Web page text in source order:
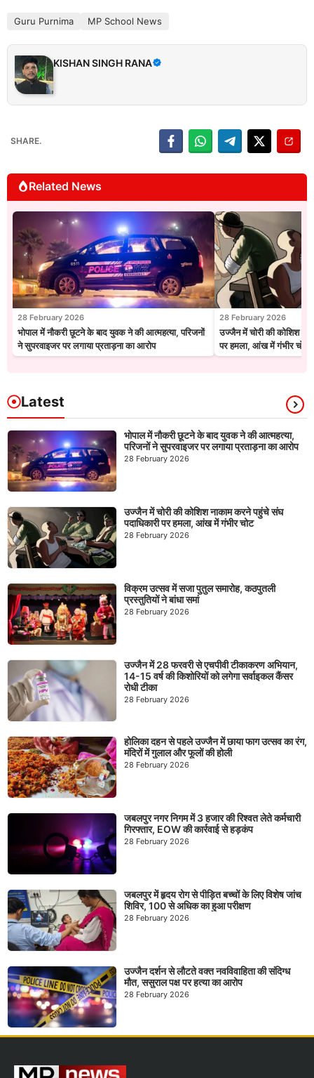
Guru Purnima MP School News
KISHAN SINGH RANA
SHARE.
Related News
28 February 2026
भोपाल में नौकरी छूटने के बाद युवक ने की आत्महत्या, परिजनों
ने सुपरवाइजर पर लगाया प्रताड़ना का आरोप
28 February 2026
उज्जैन में चोरी की कोशिश
पर हमला, आंख में गंभीर चोट
Latest
भोपाल में नौकरी छूटने के बाद युवक ने की आत्महत्या,
परिजनों ने सुपरवाइजर पर लगाया प्रताड़ना का आरोप
28 February 2026
उज्जैन में चोरी की कोशिश नाकाम करने पहुंचे संघ
पदाधिकारी पर हमला, आंख में गंभीर चोट
28 February 2026
विक्रम उत्सव में सजा पुतुल समारोह, कठपुतली
प्रस्तुतियों ने बांधा समां
28 February 2026
उज्जैन में 28 फरवरी से एचपीवी टीकाकरण अभियान,
14-15 वर्ष की किशोरियों को लगेगा सर्वाइकल कैंसर
रोधी टीका
28 February 2026
होलिका दहन से पहले उज्जैन में छाया फाग उत्सव का रंग,
मंदिरों में गुलाल और फूलों की होली
28 February 2026
जबलपुर नगर निगम में 3 हजार की रिश्वत लेते कर्मचारी
गिरफ्तार, EOW की कार्रवाई से हड़कंप
28 February 2026
जबलपुर में हृदय रोग से पीड़ित बच्चों के लिए विशेष जांच
शिविर, 100 से अधिक का हुआ परीक्षण
28 February 2026
उज्जैन दर्शन से लौटते वक्त नवविवाहिता की संदिग्ध
मौत, ससुराल पक्ष पर हत्या का आरोप
28 February 2026